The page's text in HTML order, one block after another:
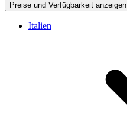
Preise und Verfügbarkeit anzeigen
Italien